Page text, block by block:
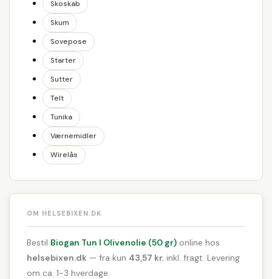
Skoskab
Skum
Sovepose
Starter
Sutter
Telt
Tunika
Værnemidler
Wirelås
OM HELSEBIXEN.DK
Bestil Biogan Tun I Olivenolie (50 gr) online hos
helsebixen.dk — fra kun 43,57 kr. inkl. fragt. Levering
om ca. 1-3 hverdage.